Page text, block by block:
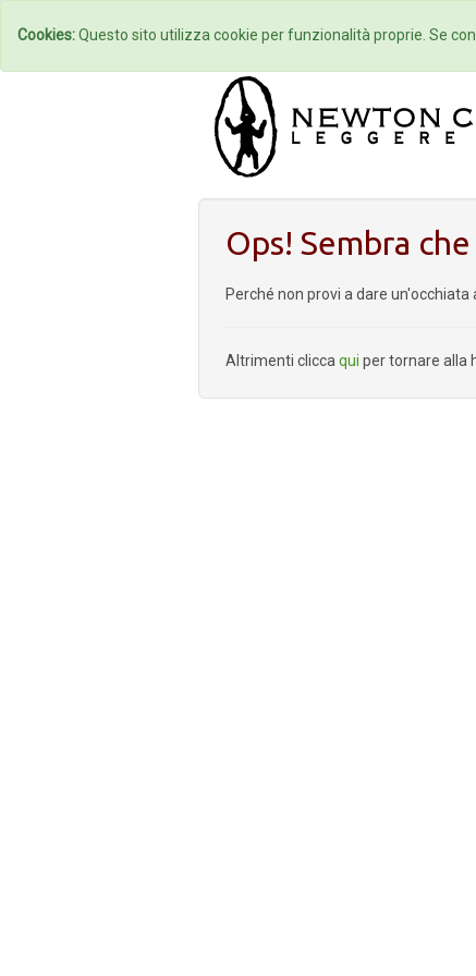
Home Autori
Ops! Sembra
Perché non provi a dare un'occhiata
Altrimenti clicca qui per tornare alla
Cookies:Questo sito utilizza cookie per funzionalità proprie. Se